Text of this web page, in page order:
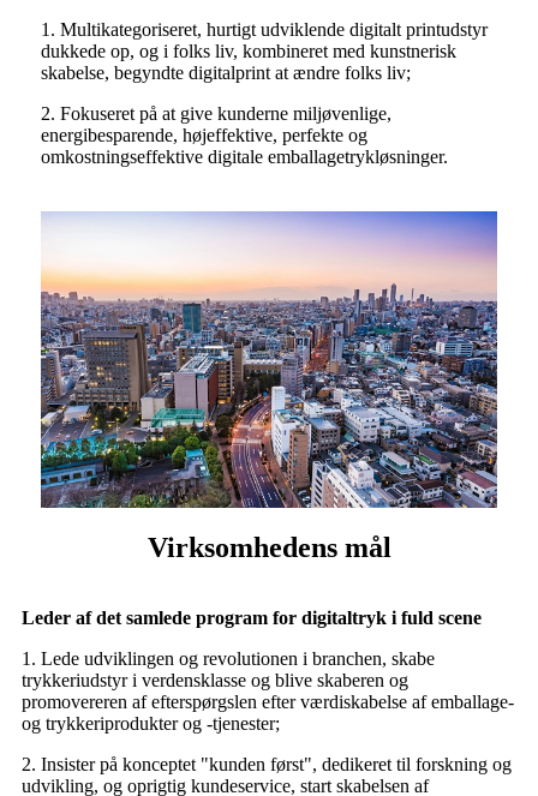
1. Multikategoriseret, hurtigt udviklende digitalt printudstyr
dukkede op, og i folks liv, kombineret med kunstnerisk
skabelse, begyndte digitalprint at ændre folks liv;
2. Fokuseret på at give kunderne miljøvenlige,
energibesparende, højeffektive, perfekte og
omkostningseffektive digitale emballagetrykløsninger.
Virksomhedens mål
Leder af det samlede program for digitaltryk i fuld scene
1. Lede udviklingen og revolutionen i branchen, skabe
trykkeriudstyr i verdensklasse og blive skaberen og
promovereren af ​​efterspørgslen efter værdiskabelse af emballage-
og trykkeriprodukter og -tjenester;
2. Insister på konceptet "kunden først", dedikeret til forskning og
udvikling, og oprigtig kundeservice, start skabelsen af ​​